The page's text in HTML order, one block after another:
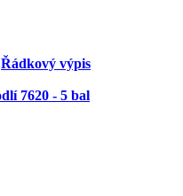
Řádkový výpis